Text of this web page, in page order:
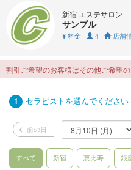
新宿 エステサロン
サンプル
¥ 料金 4 店舗
割引ご希望のお客様はその他ご希望の
1 セラピストを選んでください
前の日
すべて 新宿 恵比寿 銀